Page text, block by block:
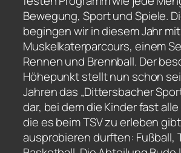
Bewegung, Sport und Spiele.
begingen wir in diesem Jahr
Muskelkaterparcours, einem
Rennen und Brennball. Der
Höhepunkt stellt nun schon
Jahren das „Dittersbacher
dar, bei dem die Kinder fast
die es beim TSV zu erleben
ausprobieren durften: Fußball,